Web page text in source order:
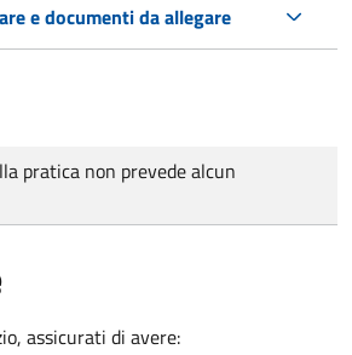
e documenti da allegare
pratica non prevede alcun
assicurati di avere: